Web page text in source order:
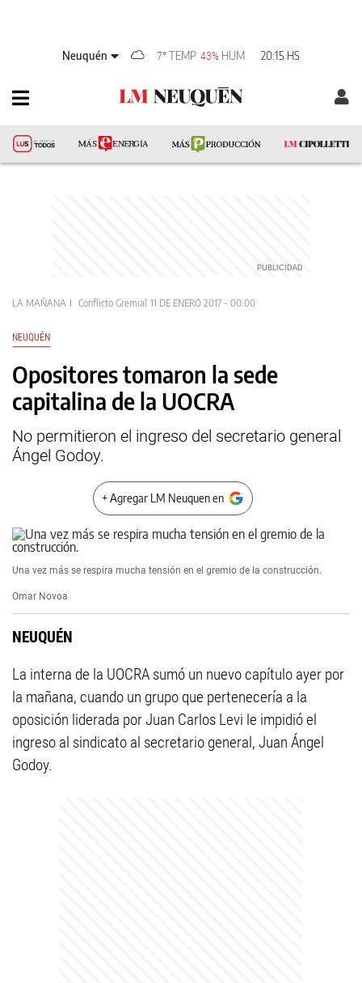
Neuquén 7° TEMP 43% HUM 20:15 HS
LA MAÑANA Conflicto Gremial 11 DE ENERO 2017 - 00:00
NEUQUÉN
Opositores tomaron la sede
capitalina de la UOCRA
No permitieron el ingreso del secretario general
Ángel Godoy.
+ Agregar LM Neuquen en
Una vez más se respira mucha tensión en el gremio de la construcción.
Omar Novoa
NEUQUÉN
La interna de la UOCRA sumó un nuevo capítulo ayer por
la mañana, cuando un grupo que pertenecería a la
oposición liderada por Juan Carlos Levi le impidió el
ingreso al sindicato al secretario general, Juan Ángel
Godoy.